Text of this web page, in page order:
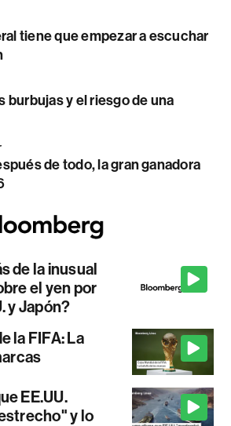
tiene que empezar a escuchar
burbujas y el riesgo de una
de todo, la gran ganadora
de la inusual
el yen por
y Japón?
la FIFA: La
EE.UU.
y lo